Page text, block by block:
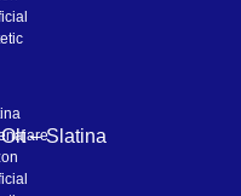
Olt – Slatina